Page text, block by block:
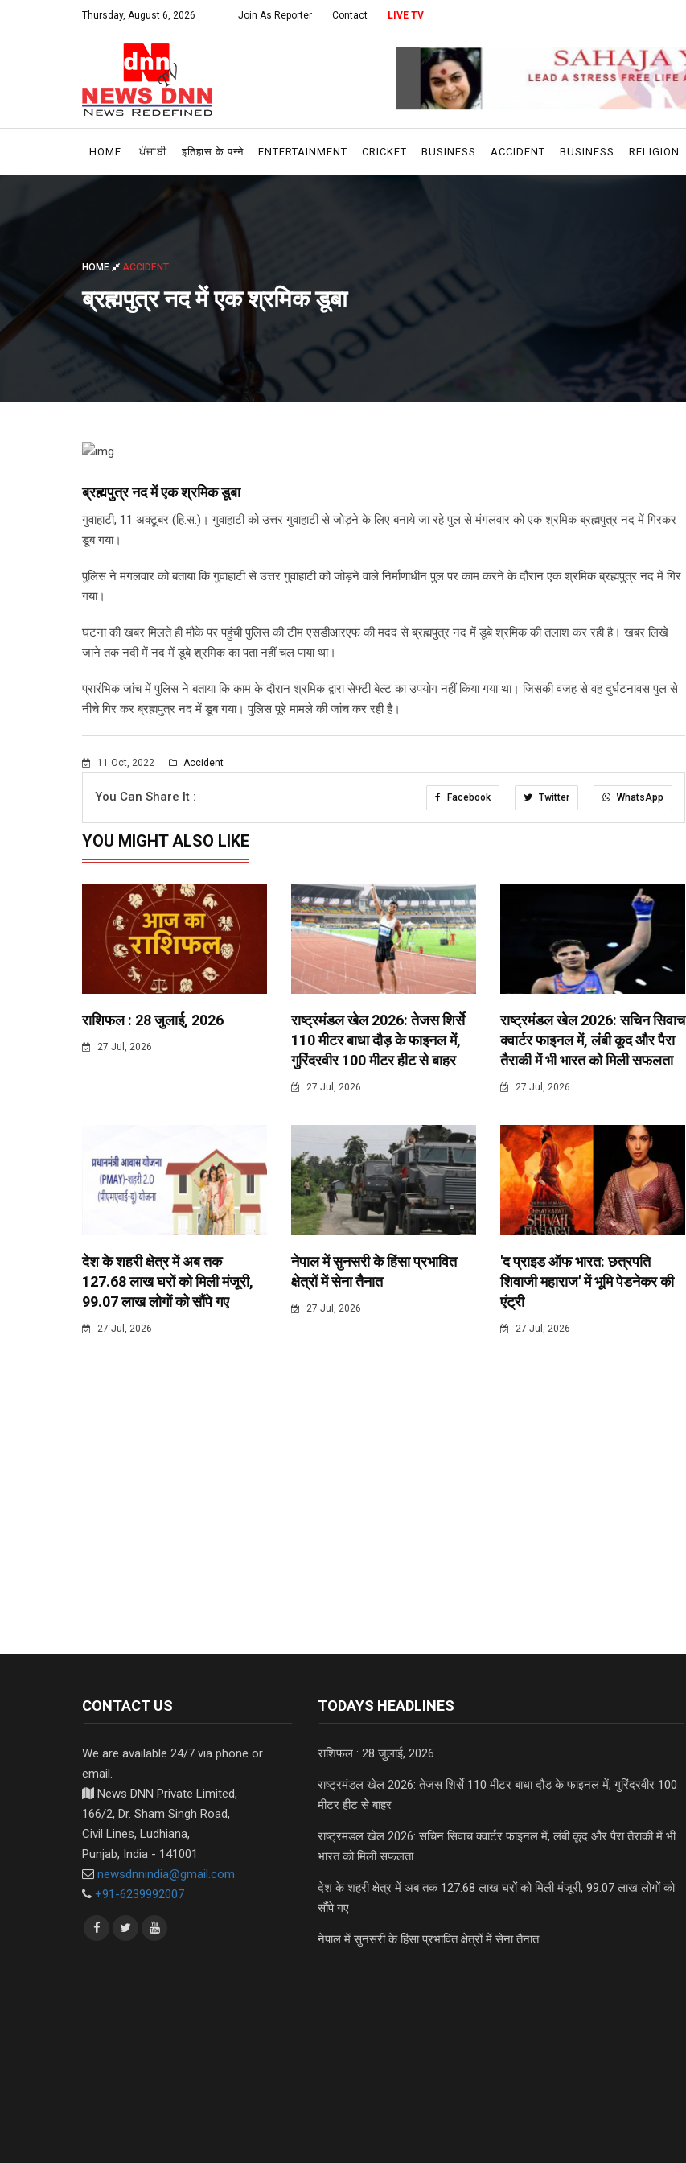
Thursday, August 6, 2026 Join As Reporter Contact LIVE TV
HOME ਪੰਜਾਬੀ इतिहास के पन्ने ENTERTAINMENT CRICKET BUSINESS ACCIDENT BUSINESS RELIGION
HOME ACCIDENT
ब्रह्मपुत्र नद में एक श्रमिक डूबा
ब्रह्मपुत्र नद में एक श्रमिक डूबा
गुवाहाटी, 11 अक्टूबर (हि.स.)। गुवाहाटी को उत्तर गुवाहाटी से जोड़ने के लिए बनाये जा रहे पुल से मंगलवार को एक श्रमिक ब्रह्मपुत्र नद में गिरकर
डूब गया।
पुलिस ने मंगलवार को बताया कि गुवाहाटी से उत्तर गुवाहाटी को जोड़ने वाले निर्माणाधीन पुल पर काम करने के दौरान एक श्रमिक ब्रह्मपुत्र नद में गिर
गया।
घटना की खबर मिलते ही मौके पर पहुंची पुलिस की टीम एसडीआरएफ की मदद से ब्रह्मपुत्र नद में डूबे श्रमिक की तलाश कर रही है। खबर लिखे
जाने तक नदी में नद में डूबे श्रमिक का पता नहीं चल पाया था।
प्रारंभिक जांच में पुलिस ने बताया कि काम के दौरान श्रमिक द्वारा सेफ्टी बेल्ट का उपयोग नहीं किया गया था। जिसकी वजह से वह दुर्घटनावस पुल से
नीचे गिर कर ब्रह्मपुत्र नद में डूब गया। पुलिस पूरे मामले की जांच कर रही है।
11 Oct, 2022 Accident
You Can Share It : Facebook Twitter WhatsApp
YOU MIGHT ALSO LIKE
राशिफल : 28 जुलाई, 2026
27 Jul, 2026
राष्ट्रमंडल खेल 2026: तेजस शिर्से
110 मीटर बाधा दौड़ के फाइनल में,
गुरिंदरवीर 100 मीटर हीट से बाहर
27 Jul, 2026
राष्ट्रमंडल खेल 2026: सचिन सिवाच
क्वार्टर फाइनल में, लंबी कूद और पैरा
तैराकी में भी भारत को मिली सफलता
27 Jul, 2026
देश के शहरी क्षेत्र में अब तक
127.68 लाख घरों को मिली मंजूरी,
99.07 लाख लोगों को सौंपे गए
27 Jul, 2026
नेपाल में सुनसरी के हिंसा प्रभावित
क्षेत्रों में सेना तैनात
27 Jul, 2026
'द प्राइड ऑफ भारत: छत्रपति
शिवाजी महाराज' में भूमि पेडनेकर की
एंट्री
27 Jul, 2026
CONTACT US
We are available 24/7 via phone or
email.
News DNN Private Limited,
166/2, Dr. Sham Singh Road,
Civil Lines, Ludhiana,
Punjab, India - 141001
newsdnnindia@gmail.com
+91-6239992007
TODAYS HEADLINES
राशिफल : 28 जुलाई, 2026
राष्ट्रमंडल खेल 2026: तेजस शिर्से 110 मीटर बाधा दौड़ के फाइनल में, गुरिंदरवीर 100
मीटर हीट से बाहर
राष्ट्रमंडल खेल 2026: सचिन सिवाच क्वार्टर फाइनल में, लंबी कूद और पैरा तैराकी में भी
भारत को मिली सफलता
देश के शहरी क्षेत्र में अब तक 127.68 लाख घरों को मिली मंजूरी, 99.07 लाख लोगों को
सौंपे गए
नेपाल में सुनसरी के हिंसा प्रभावित क्षेत्रों में सेना तैनात